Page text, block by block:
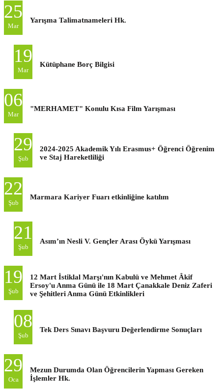
25
Mar
Yarışma Talimatnameleri Hk.
19
Mar
Kütüphane Borç Bilgisi
06
Mar
"MERHAMET" Konulu Kısa Film Yarışması
29
Şub
2024-2025 Akademik Yılı Erasmus+ Öğrenci Öğrenim
ve Staj Hareketliliği
22
Şub
Marmara Kariyer Fuarı etkinliğine katılım
21
Şub
Asım’ın Nesli V. Gençler Arası Öykü Yarışması
19
Şub
12 Mart İstiklal Marşı'nın Kabulü ve Mehmet Âkif
Ersoy'u Anma Günü ile 18 Mart Çanakkale Deniz Zaferi
ve Şehitleri Anma Günü Etkinlikleri
08
Şub
Tek Ders Sınavı Başvuru Değerlendirme Sonuçları
29
Oca
Mezun Durumda Olan Öğrencilerin Yapması Gereken
İşlemler Hk.